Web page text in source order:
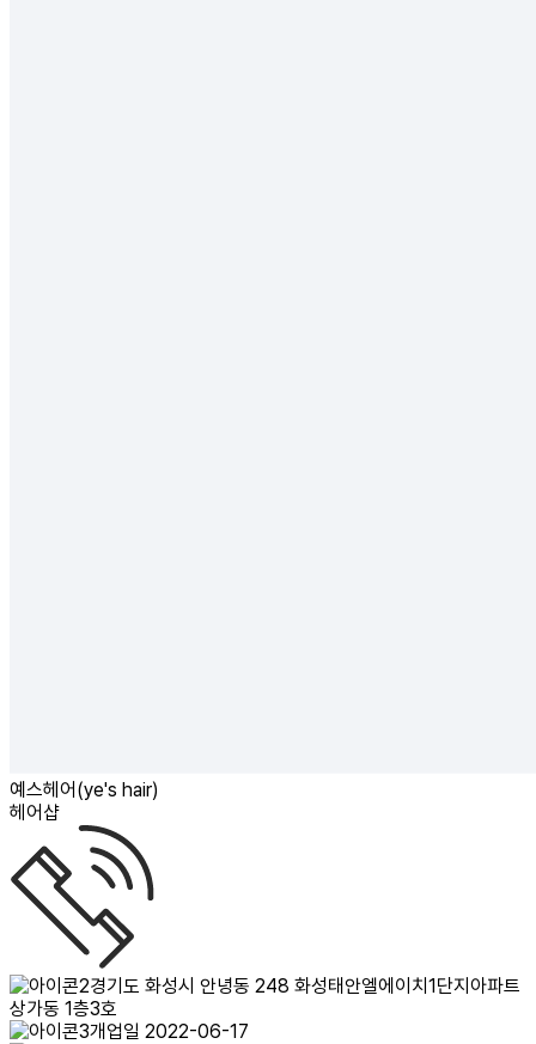
예스헤어(ye's hair)
헤어샵
경기도 화성시 안녕동 248 화성태안엘에이치1단지아파트
상가동 1층3호
개업일 2022-06-17